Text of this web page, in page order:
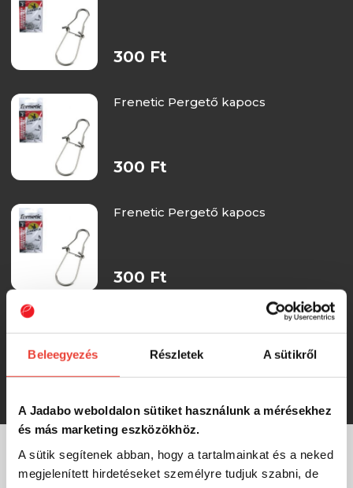
Beleegyezés Részletek A sütikről
A Jadabo weboldalon sütiket használunk a mérésekhez
és más marketing eszközökhöz.
A sütik segítenek abban, hogy a tartalmainkat és a neked
megjelenített hirdetéseket személyre tudjuk szabni, de
300 Ft
Frenetic Pergető kapocs
300 Ft
Frenetic Pergető kapocs
300 Ft
MÁRKÁINK